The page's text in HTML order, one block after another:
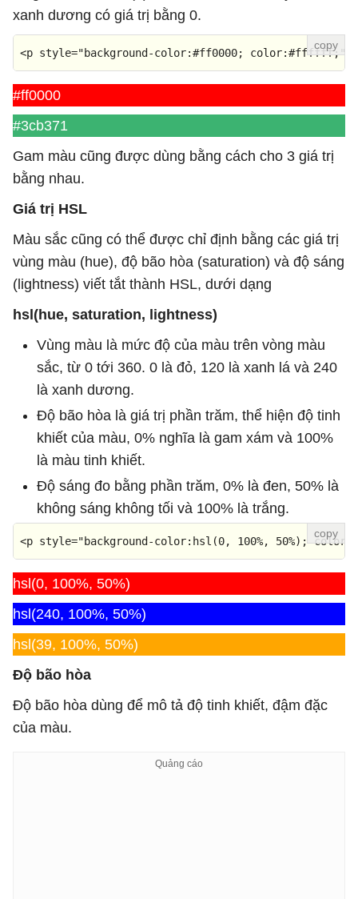
xanh dương có giá trị bằng 0.
<p style="background-color:#ff0000; color:#ffffff;"
#ff0000
#3cb371
Gam màu cũng được dùng bằng cách cho 3 giá trị
bằng nhau.
Giá trị HSL
Màu sắc cũng có thể được chỉ định bằng các giá trị
vùng màu (hue), độ bão hòa (saturation) và độ sáng
(lightness) viết tắt thành HSL, dưới dạng
hsl(hue, saturation, lightness)
Vùng màu là mức độ của màu trên vòng màu
sắc, từ 0 tới 360. 0 là đỏ, 120 là xanh lá và 240
là xanh dương.
Độ bão hòa là giá trị phần trăm, thể hiện độ tinh
khiết của màu, 0% nghĩa là gam xám và 100%
là màu tinh khiết.
Độ sáng đo bằng phần trăm, 0% là đen, 50% là
không sáng không tối và 100% là trắng.
<p style="background-color:hsl(0, 100%, 50%);
hsl(0, 100%, 50%)
hsl(240, 100%, 50%)
hsl(39, 100%, 50%)
Độ bão hòa
Độ bão hòa dùng để mô tả độ tinh khiết, đậm đặc
của màu.